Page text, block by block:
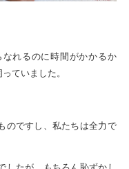
れるのに時間がかかるか
ていました。
のですし、私たちは全力で